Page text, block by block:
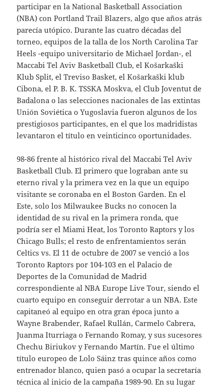
participar en la National Basketball Association
(NBA) con Portland Trail Blazers, algo que años atrás
parecía utópico. Durante las cuatro décadas del
torneo, equipos de la talla de los North Carolina Tar
Heels -equipo universitario de Michael Jordan-, el
Maccabi Tel Aviv Basketball Club, el Košarkaški
Klub Split, el Treviso Basket, el Košarkaški klub
Cibona, el P. B. K. TSSKA Moskva, el Club Joventut de
Badalona o las selecciones nacionales de las extintas
Unión Soviética o Yugoslavia fueron algunos de los
prestigiosos participantes, en el que los madridistas
levantaron el título en veinticinco oportunidades.
98-86 frente al histórico rival del Maccabi Tel Aviv
Basketball Club. El primero que lograban ante su
eterno rival y la primera vez en la que un equipo
visitante se coronaba en el Boston Garden. En el
Este, solo los Milwaukee Bucks no conocen la
identidad de su rival en la primera ronda, que
podría ser el Miami Heat, los Toronto Raptors y los
Chicago Bulls; el resto de enfrentamientos serán
Celtics vs. El 11 de octubre de 2007 se venció a los
Toronto Raptors por 104-103 en el Palacio de
Deportes de la Comunidad de Madrid
correspondiente al NBA Europe Live Tour, siendo el
cuarto equipo en conseguir derrotar a un NBA. Este
capitaneó al equipo en otra gran época junto a
Wayne Brabender, Rafael Rullán, Carmelo Cabrera,
Juanma Iturriaga o Fernando Romay, y sus sucesores
Chechu Biriukov y Fernando Martín. Fue el último
título europeo de Lolo Sáinz tras quince años como
entrenador blanco, quien pasó a ocupar la secretaría
técnica al inicio de la campaña 1989-90. En su lugar